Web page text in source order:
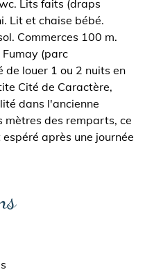
Lits faits (draps
Lit et chaise bébé.
Commerces 100 m.
Fumay (parc
louer 1 ou 2 nuits en
Cité de Caractère,
dans l'ancienne
mètres des remparts, ce
après une journée